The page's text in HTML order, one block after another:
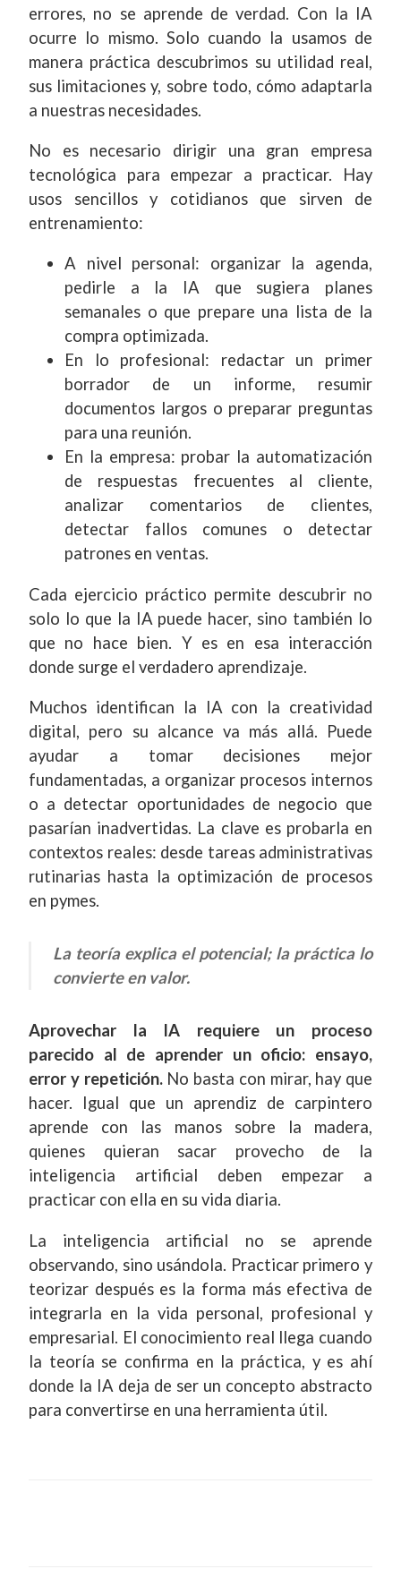
errores, no se aprende de verdad. Con la IA
ocurre lo mismo. Solo cuando la usamos de
manera práctica descubrimos su utilidad real,
sus limitaciones y, sobre todo, cómo adaptarla
a nuestras necesidades.
No es necesario dirigir una gran empresa
tecnológica para empezar a practicar. Hay
usos sencillos y cotidianos que sirven de
entrenamiento:
A nivel personal: organizar la agenda,
pedirle a la IA que sugiera planes
semanales o que prepare una lista de la
compra optimizada.
En lo profesional: redactar un primer
borrador de un informe, resumir
documentos largos o preparar preguntas
para una reunión.
En la empresa: probar la automatización
de respuestas frecuentes al cliente,
analizar comentarios de clientes,
detectar fallos comunes o detectar
patrones en ventas.
Cada ejercicio práctico permite descubrir no
solo lo que la IA puede hacer, sino también lo
que no hace bien. Y es en esa interacción
donde surge el verdadero aprendizaje.
Muchos identifican la IA con la creatividad
digital, pero su alcance va más allá. Puede
ayudar a tomar decisiones mejor
fundamentadas, a organizar procesos internos
o a detectar oportunidades de negocio que
pasarían inadvertidas. La clave es probarla en
contextos reales: desde tareas administrativas
rutinarias hasta la optimización de procesos
en pymes.
La teoría explica el potencial; la práctica lo
convierte en valor.
Aprovechar la IA requiere un proceso
parecido al de aprender un oficio: ensayo,
error y repetición.No basta con mirar, hay que
hacer. Igual que un aprendiz de carpintero
aprende con las manos sobre la madera,
quienes quieran sacar provecho de la
inteligencia artificial deben empezar a
practicar con ella en su vida diaria.
La inteligencia artificial no se aprende
observando, sino usándola. Practicar primero y
teorizar después es la forma más efectiva de
integrarla en la vida personal, profesional y
empresarial. El conocimiento real llega cuando
la teoría se confirma en la práctica, y es ahí
donde la IA deja de ser un concepto abstracto
para convertirse en una herramienta útil.